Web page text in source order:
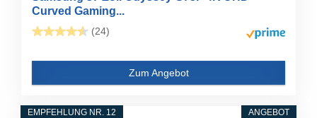
Curved Gaming...
(24)
Zum Angebot
ANGEBOT
EMPFEHLUNG NR. 12